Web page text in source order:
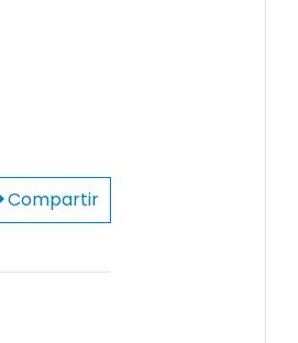
Compartir